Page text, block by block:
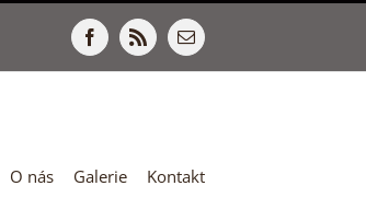
Facebook
Rss
E-
mail
O nás Galerie Kontakt